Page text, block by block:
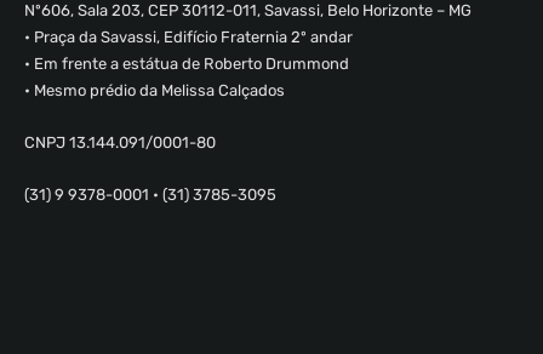
Nº606, Sala 203, CEP 30112-011, Savassi, Belo Horizonte – MG
• Praça da Savassi, Edifício Fraternia 2º andar
• Em frente a estátua de Roberto Drummond
• Mesmo prédio da Melissa Calçados
CNPJ 13.144.091/0001-80
(31) 9 9378-0001 • (31) 3785-3095